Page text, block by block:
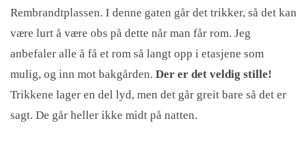
Rembrandtplassen. I denne gaten går det trikker, så det kan
være lurt å være obs på dette når man får rom. Jeg
anbefaler alle å få et rom så langt opp i etasjene som
mulig, og inn mot bakgården. Der er det veldig stille!
Trikkene lager en del lyd, men det går greit bare så det er
sagt. De går heller ikke midt på natten.